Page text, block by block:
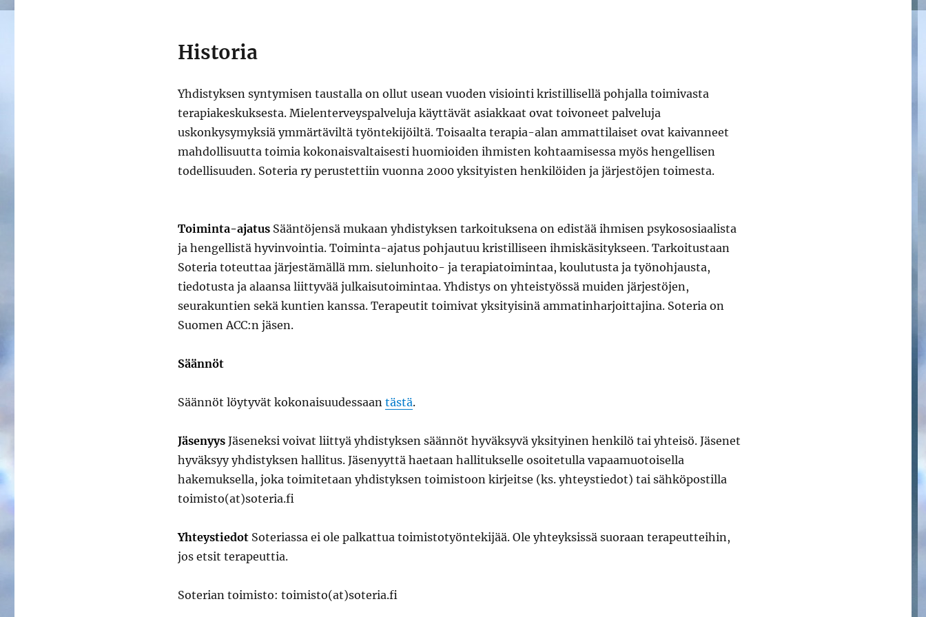
Historia
Yhdistyksen syntymisen taustalla on ollut usean vuoden visiointi kristillisellä pohjalla toimivasta
terapiakeskuksesta. Mielenterveyspalveluja käyttävät asiakkaat ovat toivoneet palveluja
uskonkysymyksiä ymmärtäviltä työntekijöiltä. Toisaalta terapia-alan ammattilaiset ovat kaivanneet
mahdollisuutta toimia kokonaisvaltaisesti huomioiden ihmisten kohtaamisessa myös hengellisen
todellisuuden. Soteria ry perustettiin vuonna 2000 yksityisten henkilöiden ja järjestöjen toimesta.
Toiminta-ajatusSääntöjensä mukaan yhdistyksen tarkoituksena on edistää ihmisen psykososiaalista
ja hengellistä hyvinvointia. Toiminta-ajatus pohjautuu kristilliseen ihmiskäsitykseen. Tarkoitustaan
Soteria toteuttaa järjestämällä mm. sielunhoito- ja terapiatoimintaa, koulutusta ja työnohjausta,
tiedotusta ja alaansa liittyvää julkaisutoimintaa. Yhdistys on yhteistyössä muiden järjestöjen,
seurakuntien sekä kuntien kanssa. Terapeutit toimivat yksityisinä ammatinharjoittajina. Soteria on
Suomen ACC:n jäsen.
Säännöt
Säännöt löytyvät kokonaisuudessaan tästä.
JäsenyysJäseneksi voivat liittyä yhdistyksen säännöt hyväksyvä yksityinen henkilö tai yhteisö. Jäsenet
hyväksyy yhdistyksen hallitus. Jäsenyyttä haetaan hallitukselle osoitetulla vapaamuotoisella
hakemuksella, joka toimitetaan yhdistyksen toimistoon kirjeitse (ks. yhteystiedot) tai sähköpostilla
toimisto(at)soteria.fi
YhteystiedotSoteriassa ei ole palkattua toimistotyöntekijää. Ole yhteyksissä suoraan terapeutteihin,
jos etsit terapeuttia.
Soterian toimisto: toimisto(at)soteria.fi